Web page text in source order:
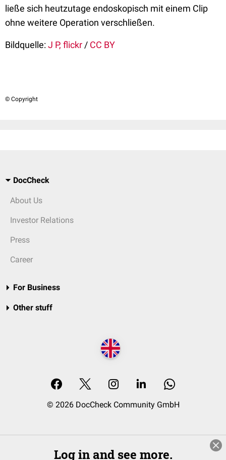
ließe sich heutzutage endoskopisch mit einem Clip
ohne weitere Operation verschließen.
Bildquelle:J P, flickr / CC BY
© Copyright
DocCheck
About Us
Investor Relations
Press
Career
For Business
Other stuff
© 2026 DocCheck Community GmbH
Log in and see more.